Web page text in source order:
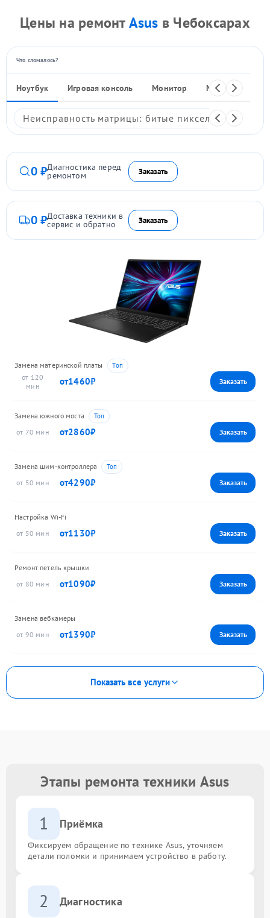
Цены на ремонтAsus в Чебоксарах
Что сломалось?
Ноутбук Игровая консоль Монитор Моноблок
Неисправность матрицы: битые пиксели,
0 ₽Диагностика перед
ремонтом Заказать
0 ₽Доставка техники в
сервис и обратно Заказать
Замена материнской платы
120
1460
Замена южного моста
70
2860
Замена шим-контроллера
50
4290
Настройка Wi-Fi
50
1130
Ремонт петель крышки
80
1090
Замена вебкамеры
90
1390
Показать все услуги
Этапы ремонта техники Asus
1 Приёмка
Фиксируем обращение по технике Asus, уточняем
детали поломки и принимаем устройство в работу.
2 Диагностика